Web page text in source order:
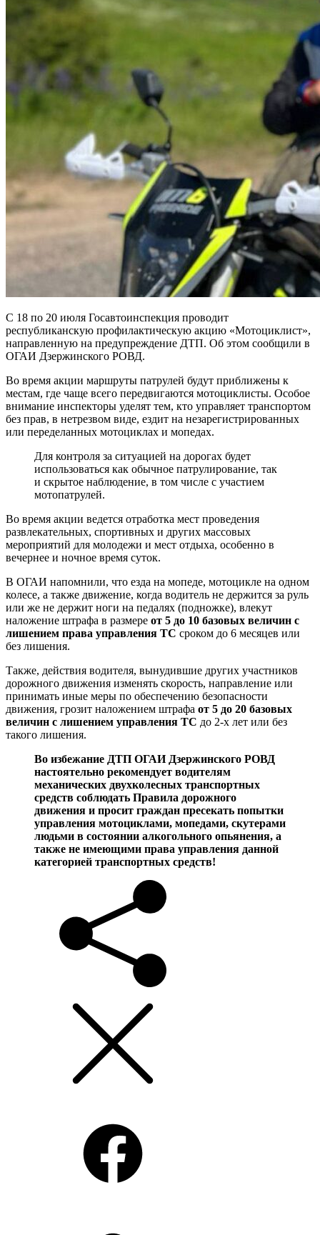
С 18 по 20 июля Госавтоинспекция проводит
республиканскую профилактическую акцию «Мотоциклист»,
направленную на предупреждение ДТП. Об этом сообщили в
ОГАИ Дзержинского РОВД.
Во время акции маршруты патрулей будут приближены к
местам, где чаще всего передвигаются мотоциклисты. Особое
внимание инспекторы уделят тем, кто управляет транспортом
без прав, в нетрезвом виде, ездит на незарегистрированных
или переделанных мотоциклах и мопедах.
Для контроля за ситуацией на дорогах будет
использоваться как обычное патрулирование, так
и скрытое наблюдение, в том числе с участием
мотопатрулей.
Во время акции ведется отработка мест проведения
развлекательных, спортивных и других массовых
мероприятий для молодежи и мест отдыха, особенно в
вечернее и ночное время суток.
В ОГАИ напомнили, что езда на мопеде, мотоцикле на одном
колесе, а также движение, когда водитель не держится за руль
или же не держит ноги на педалях (подножке), влекут
наложение штрафа в размере от 5 до 10 базовых величин с
лишением права управления ТС сроком до 6 месяцев или
без лишения.
Также, действия водителя, вынудившие других участников
дорожного движения изменять скорость, направление или
принимать иные меры по обеспечению безопасности
движения, грозит наложением штрафа от 5 до 20 базовых
величин с лишением управления ТС до 2-х лет или без
такого лишения.
Во избежание ДТП ОГАИ Дзержинского РОВД
настоятельно рекомендует водителям
механических двухколесных транспортных
средств соблюдать Правила дорожного
движения и просит граждан пресекать попытки
управления мотоциклами, мопедами, скутерами
людьми в состоянии алкогольного опьянения, а
также не имеющими права управления данной
категорией транспортных средств!